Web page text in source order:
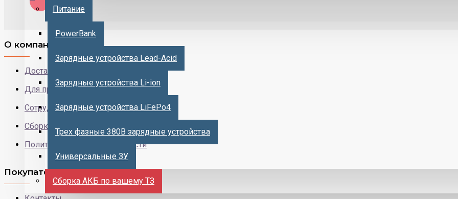
Питание
PowerBank
Зарядные устройства Lead-Acid
Зарядные устройства Li-ion
Зарядные устройства LiFePo4
Трех фазные 380В зарядные устройства
Универсальные ЗУ
Сборка АКБ по вашему ТЗ
О компании
Доставка и оплата
Для производителей
Сотрудничество с нами
Сборка литий-ионных батарей
Политика конфиденциальности
Покупателю